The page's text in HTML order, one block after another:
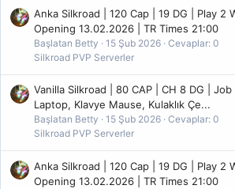
Anka Silkroad | 120 Cap | 19 DG | Play 2
Opening 13.02.2026 | TR Times 21:00
Başlatan Betty 15 Şub 2026 Cevaplar: 0
Silkroad PVP Serverler
Vanilla Silkroad | 80 CAP | CH 8 DG | Job
Laptop, Klavye Mause, Kulaklık Çe...
Başlatan Betty 15 Şub 2026 Cevaplar: 0
Silkroad PVP Serverler
Anka Silkroad | 120 Cap | 19 DG | Play 2
Opening 13.02.2026 | TR Times 21:00